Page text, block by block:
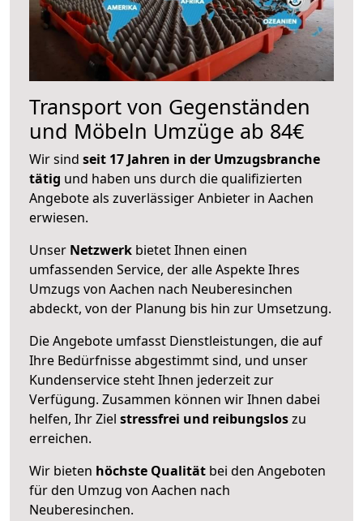
Transport von Gegenständen
und Möbeln Umzüge ab 84€
Wir sind seit 17 Jahren in der Umzugsbranche
tätig und haben uns durch die qualifizierten
Angebote als zuverlässiger Anbieter in Aachen
erwiesen.
Unser Netzwerk bietet Ihnen einen
umfassenden Service, der alle Aspekte Ihres
Umzugs von Aachen nach Neuberesinchen
abdeckt, von der Planung bis hin zur Umsetzung.
Die Angebote umfasst Dienstleistungen, die auf
Ihre Bedürfnisse abgestimmt sind, und unser
Kundenservice steht Ihnen jederzeit zur
Verfügung. Zusammen können wir Ihnen dabei
helfen, Ihr Ziel stressfrei und reibungsloszu
erreichen.
Wir bieten höchste Qualität bei den Angeboten
für den Umzug von Aachen nach
Neuberesinchen.